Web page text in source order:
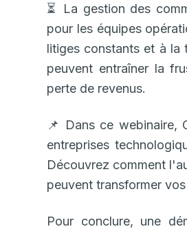
⏳ La gestion des
pour les équipes
litiges constants et à la
peuvent entraîner la
perte de revenus.
📌 Dans ce webinaire,
entreprises
Découvrez comment
peuvent transformer
Pour conclure, une